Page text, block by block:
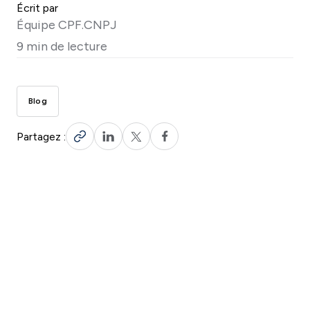
Écrit par
Équipe CPF.CNPJ
9 min de lecture
Blog
Partagez :